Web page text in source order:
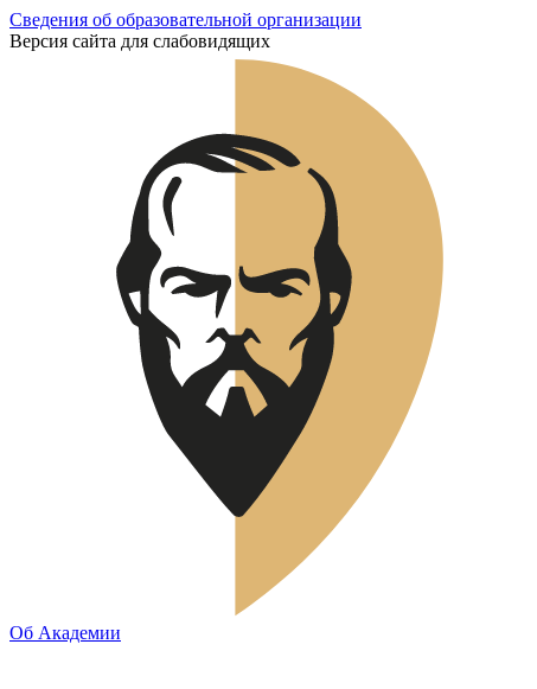
Сведения об образовательной организации
Версия сайта для слабовидящих
Об Академии